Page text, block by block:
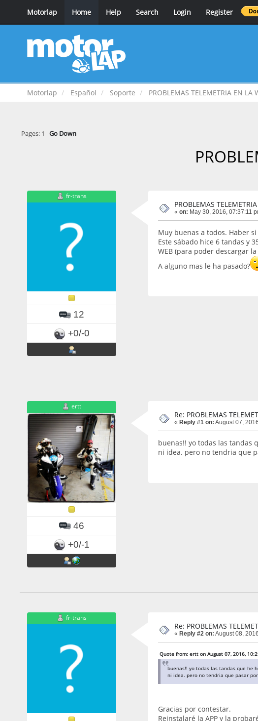
Motorlap Home Help Search Login Register
Motorlap Español Soporte PROBLEMAS TELEMETRIA EN LA
Pages: 1 Go Down
fr-trans
12
+0/-0
PROBLEMAS
« on: May 30, 2016, 07:37:11
Muy buenas a todos. Haber
Este sábado hice 6 tandas y
WEB (para poder descargar
A alguno mas le ha pasado?
ertt
46
+0/-1
Re: PROBLEMAS
« Reply #1 on: August 07,
buenas!! yo todas las tandas
ni idea. pero no tendria que
fr-trans
Re: PROBLEMAS
« Reply #2 on: August 08,
Quote from: ertt on August 07, 2016,
buenas!! yo todas las tandas que he
ni idea. pero no tendria que pasar
Gracias por contestar.
Reinstalaré la APP y la